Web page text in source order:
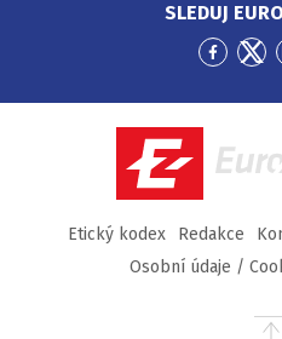
SLEDUJ
Přejít
Etický kodex Redakce
Osobní údaje /